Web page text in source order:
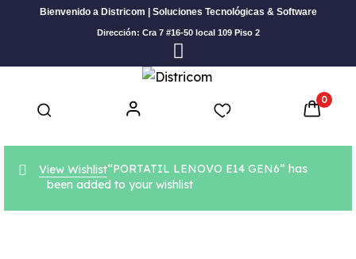
Bienvenido a Districom | Soluciones Tecnológicas & Software
Dirección: Cra 7 #16-50 local 109 Piso 2
0
View Wishlist“PORTATIL LENOVO E14 GEN6” has
been added to your wishlist